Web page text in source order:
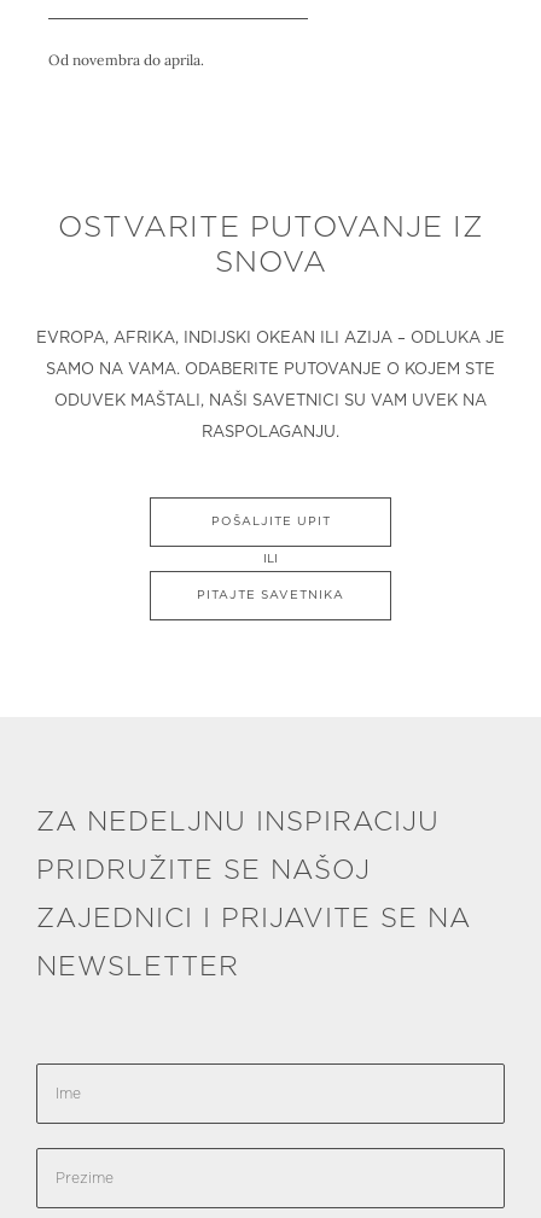
Od novembra do aprila.
OSTVARITE PUTOVANJE IZ
SNOVA
EVROPA, AFRIKA, INDIJSKI OKEAN ILI AZIJA – ODLUKA JE
SAMO NA VAMA. ODABERITE PUTOVANJE O KOJEM STE
ODUVEK MAŠTALI, NAŠI SAVETNICI SU VAM UVEK NA
RASPOLAGANJU.
POŠALJITE UPIT
ILI
PITAJTE SAVETNIKA
ZA NEDELJNU INSPIRACIJU
PRIDRUŽITE SE NAŠOJ
ZAJEDNICI I PRIJAVITE SE NA
NEWSLETTER